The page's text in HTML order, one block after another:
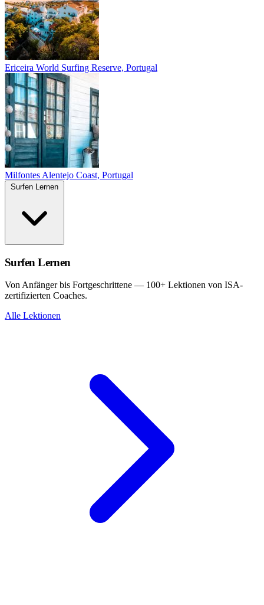
Ericeira World Surfing Reserve, Portugal
Milfontes Alentejo Coast, Portugal
Surfen Lernen
Von Anfänger bis Fortgeschrittene — 100+ Lektionen von ISA-
zertifizierten Coaches.
Alle Lektionen